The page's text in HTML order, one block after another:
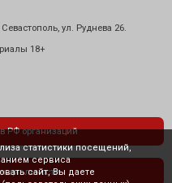
ул. Руднева 26.
18+
РФ организаций
статистики посещений,
сервиса
сайт, Вы даете